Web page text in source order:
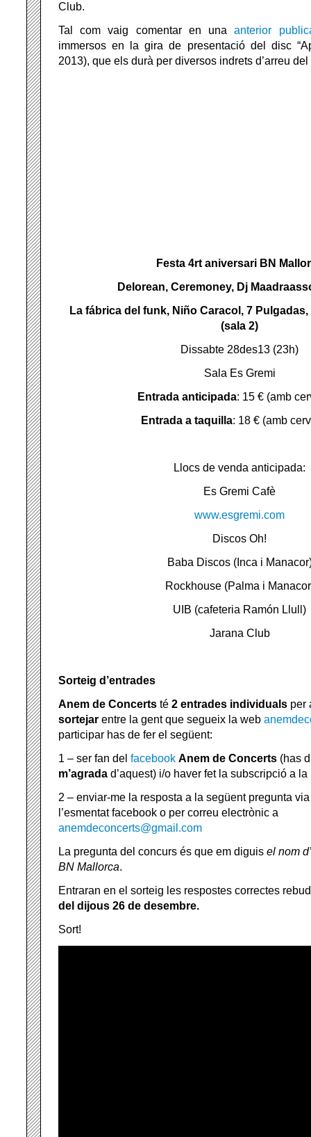
Club.
Tal com vaig comentar en unaanterior
immersos en la gira de presentació del disc
2013), que els durà per diversos indrets d’arreu del
Festa 4rt aniversari BN
Delorean, Ceremoney, Dj
La fábrica del funk, Niño Caracol, 7
(sala 2)
Dissabte 28des13 (23h)
Sala Es Gremi
Entrada anticipada: 15 € (amb
Entrada a taquilla: 18 € (amb
Llocs de venda anticipada:
Es Gremi Cafè
www.esgremi.com
Discos Oh!
Baba Discos (Inca i
Rockhouse (Palma i
UIB (cafeteria Ramón Llull)
Jarana Club
Sorteig d’entrades
Anem de Concerts té 2 entrades individuals per
sortejar entre la gent que segueix la web
participar has de fer el següent:
1 – ser fan del facebook Anem de Concerts (has
m’agrada d’aquest) i/o haver fet la subscripció a la
2 – enviar-me la resposta a la següent pregunta
l’esmentat facebook o per correu electrònic a
anemdeconcerts@gmail.com
La pregunta del concurs és que em diguis el nom
BN Mallorca.
Entraran en el sorteig les respostes correctes
del dijous 26 de desembre.
Sort!